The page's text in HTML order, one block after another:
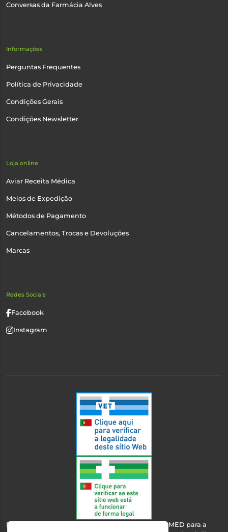
Conversas da Farmácia Alves
Informações
Perguntas Frequentes
Política de Privacidade
Condições Gerais
Condições Newsletter
Loja online
Aviar Receita Médica
Meios de Expedição
Métodos de Pagamento
Cancelamentos, Trocas e Devoluções
Marcas
Redes Sociais
Facebook
Instagram
Esta farmácia encontra-se autorizada pelo INFARMED para a